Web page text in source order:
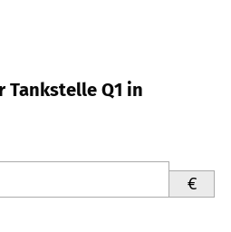
Tankstelle Q1 in
€